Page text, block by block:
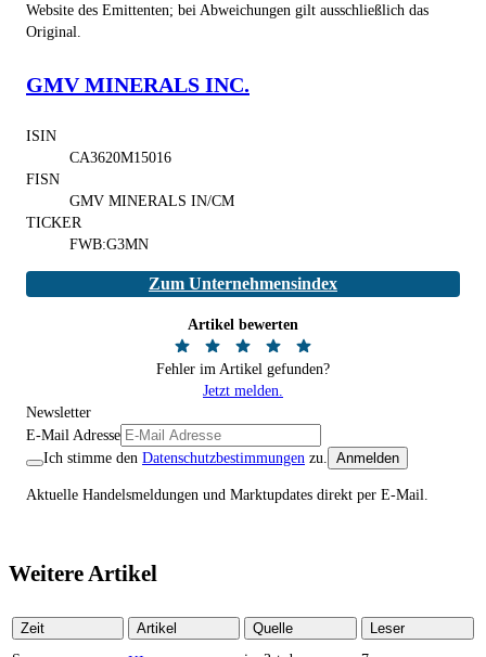
Website des Emittenten; bei Abweichungen gilt ausschließlich das
Original.
GMV MINERALS INC.
ISIN
CA3620M15016
FISN
GMV MINERALS IN/CM
TICKER
FWB:G3MN
Zum Unternehmensindex
Artikel bewerten
Fehler im Artikel gefunden?
Jetzt melden.
Newsletter
E-Mail Adresse
Ich stimme den Datenschutzbestimmungen zu. Anmelden
Aktuelle Handelsmeldungen und Marktupdates direkt per E-Mail.
Weitere Artikel
Zeit Artikel Quelle
Leser